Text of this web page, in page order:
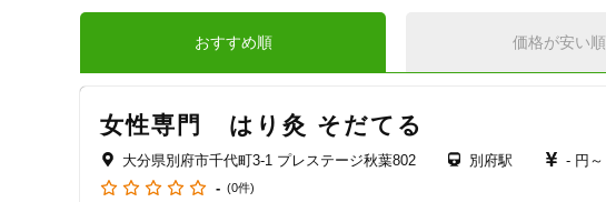
おすすめ順 価格が安い順
女性専門 はり灸 そだてる
大分県別府市千代町3-1 プレステージ秋葉802 別府駅 - 円～
- (0件)